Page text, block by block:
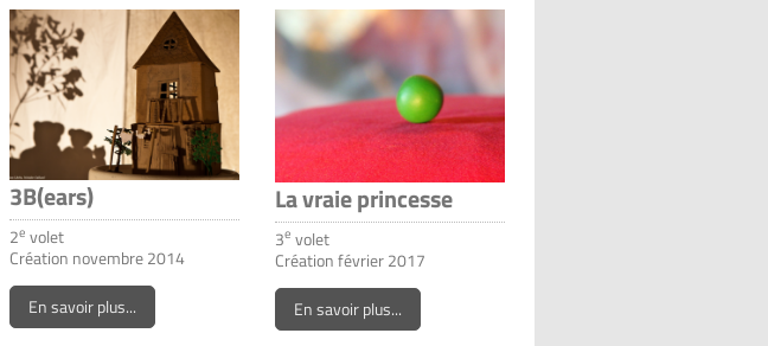
3B(ears)
2e volet
Création novembre 2014
En savoir plus...
La vraie princesse
3e volet
Création février 2017
En savoir plus...